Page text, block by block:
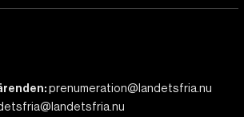
prenumeration@landetsfria.nu